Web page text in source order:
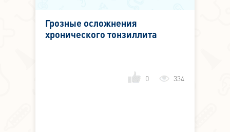
Грозные осложнения
хронического тонзиллита
0 334